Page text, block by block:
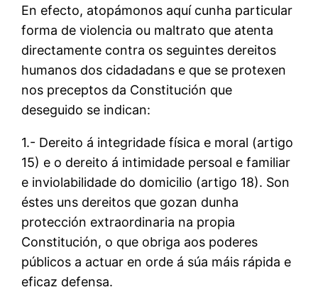
En efecto, atopámonos aquí cunha particular
forma de violencia ou maltrato que atenta
directamente contra os seguintes dereitos
humanos dos cidadadans e que se protexen
nos preceptos da Constitución que
deseguido se indican:
1.- Dereito á integridade física e moral (artigo
15) e o dereito á intimidade persoal e familiar
e inviolabilidade do domicilio (artigo 18). Son
éstes uns dereitos que gozan dunha
protección extraordinaria na propia
Constitución, o que obriga aos poderes
públicos a actuar en orde á súa máis rápida e
eficaz defensa.